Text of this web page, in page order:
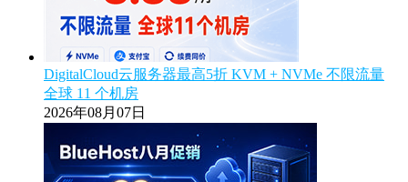
DigitalCloud云服务器最高5折 KVM + NVMe 不限流量
全球 11 个机房
2026年08月07日